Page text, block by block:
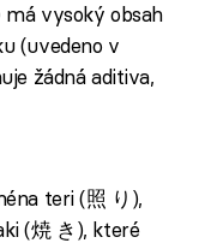
má vysoký obsah
(uvedeno v
žádná aditiva,
teri (照 り),
(焼 き), které